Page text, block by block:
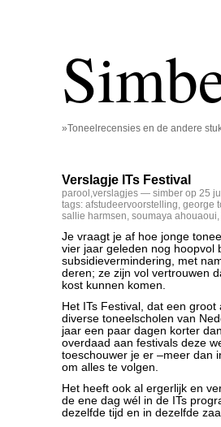
»Toneelrecensies en de andere
Verslagje ITs Festival
parool ,verslagjes — simber op 25
tags: afstudeervoorstelling, george
sallie harmsen, soumaya ahouaoui,
Je vraagt je af hoe jonge
vier jaar geleden nog hoopvol
subsidievermindering, met
deren; ze zijn vol vertrouwen
kost kunnen komen.
Het ITs Festival, dat een
diverse toneelscholen van
jaar een paar dagen korter
overdaad aan festivals deze
toeschouwer je er –meer dan
om alles te volgen.
Het heeft ook al ergerlijk en
de ene dag wél in de ITs
dezelfde tijd en in dezelfde